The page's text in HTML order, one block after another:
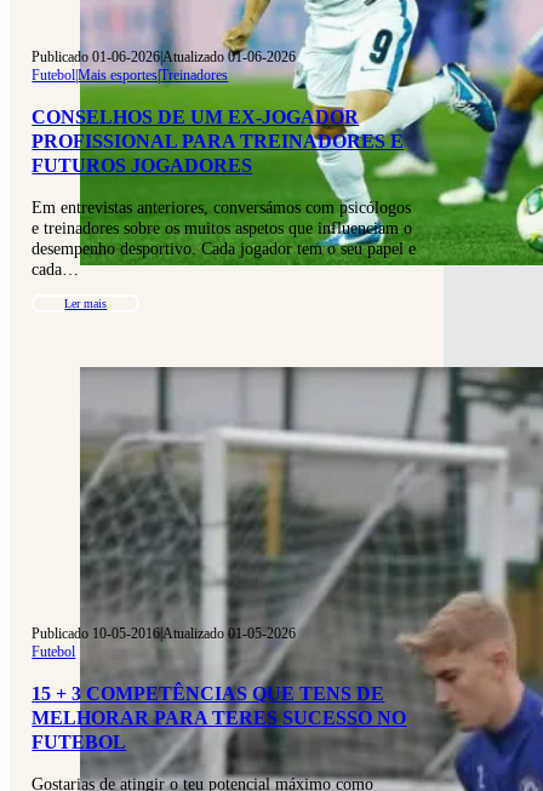
Publicado 01-06-2026|Atualizado 01-06-2026
Futebol|Mais esportes|Treinadores
CONSELHOS DE UM EX-JOGADOR
PROFISSIONAL PARA TREINADORES E
FUTUROS JOGADORES
Em entrevistas anteriores, conversámos com psicólogos
e treinadores sobre os muitos aspetos que influenciam o
desempenho desportivo. Cada jogador tem o seu papel e
cada…
Ler mais
Publicado 10-05-2016|Atualizado 01-05-2026
Futebol
15 + 3 COMPETÊNCIAS QUE TENS DE
MELHORAR PARA TERES SUCESSO NO
FUTEBOL
Gostarias de atingir o teu potencial máximo como